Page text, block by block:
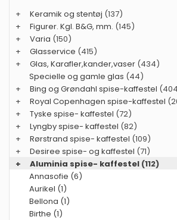
+ Keramik og stentøj (137)
+
Figurer. Kgl. B&G, mm. (145)
+
Varia (150)
+
Glasservice (415)
+
Glas, Karafler,kander,vaser (434)
Specielle og gamle glas (44)
+
Bing og Grøndahl spise-kaffestel
+
Royal Copenhagen spise-kaffestel
+
Tyske spise- kaffestel (72)
+
Lyngby spise- kaffestel (82)
+
Rørstrand spise- kaffestel (109)
+
Desiree spise- og kaffestel (71)
+
Aluminia spise- kaffestel (112)
Annasofie (6)
Aurikel (1)
Bellona (1)
Birthe (1)